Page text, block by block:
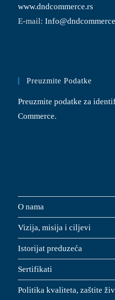
www.dndcommerce.rs
E-mail:
Preuzmite Podatke
Preuzmite podatke za
Commerce.
O nama
Vizija, misija i ciljevi
Istorijat preduzeća
Sertifikati
Politika kvaliteta, zaštite